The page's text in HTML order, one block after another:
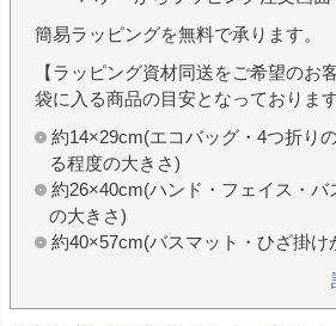
簡易ラッピングを無料で承ります。
【ラッピング資材同送をご希望のお
袋に入る商品の目安となっております
約14×29cm(エコバッグ・4つ折り
る程度の大きさ)
約26×40cm(ハンド・フェイス・バ
の大きさ)
約40×57cm(バスマット・ひざ掛け